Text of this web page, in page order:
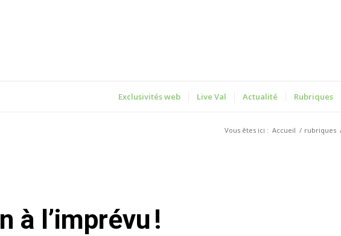
Exclusivités web Live Val Actualité Rubriques
Vous êtes ici : Accueil / rubriques
à l’imprévu !